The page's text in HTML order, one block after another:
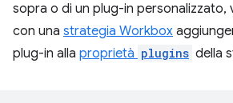
sopra o di un plug-in personalizzato,
con una strategia Workbox
plug-in alla proprietà plugins della